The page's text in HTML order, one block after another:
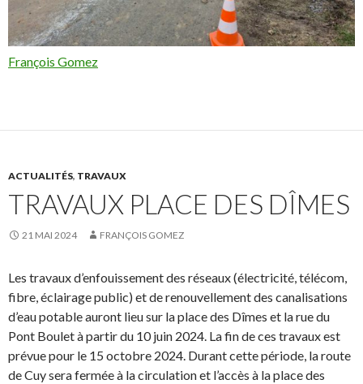
François Gomez
ACTUALITÉS, TRAVAUX
TRAVAUX PLACE DES DÎMES
21 MAI 2024 FRANÇOIS GOMEZ
Les travaux d’enfouissement des réseaux (électricité, télécom,
fibre, éclairage public) et de renouvellement des canalisations
d’eau potable auront lieu sur la place des Dîmes et la rue du
Pont Boulet à partir du 10 juin 2024. La fin de ces travaux est
prévue pour le 15 octobre 2024. Durant cette période, la route
de Cuy sera fermée à la circulation et l’accès à la place des